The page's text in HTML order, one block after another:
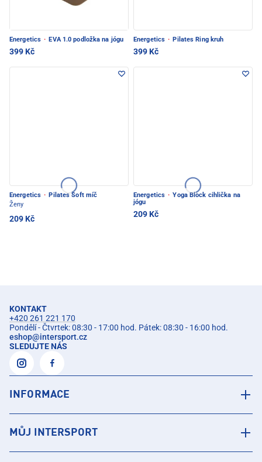
Energetics · EVA 1.0 podložka na jógu
399 Kč
Energetics · Pilates Ring kruh
399 Kč
Energetics · Pilates Soft míč
Ženy
209 Kč
Energetics · Yoga Block cihlička na
jógu
209 Kč
KONTAKT
+420 261 221 170
Pondělí - Čtvrtek: 08:30 - 17:00 hod. Pátek: 08:30 - 16:00 hod.
eshop@intersport.cz
SLEDUJTE NÁS
INFORMACE
MŮJ INTERSPORT